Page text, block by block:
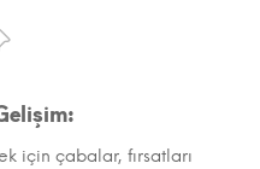
için çabalar, fırsatları